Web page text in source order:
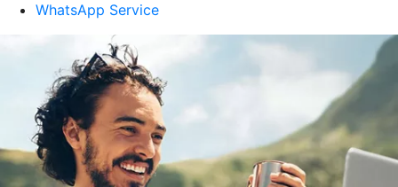
WhatsApp Service